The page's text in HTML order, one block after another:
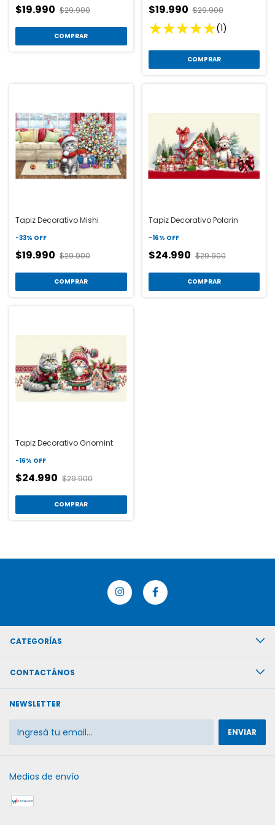
$19.990 $29.900
COMPRAR
$19.990 $29.900
(1)
COMPRAR
Tapiz Decorativo Mishi
-33% OFF
$19.990 $29.900
COMPRAR
Tapiz Decorativo Polarin
-16% OFF
$24.990 $29.900
COMPRAR
Tapiz Decorativo Gnomint
-16% OFF
$24.990 $29.900
COMPRAR
CATEGORÍAS
CONTACTÁNOS
NEWSLETTER
Medios de envío